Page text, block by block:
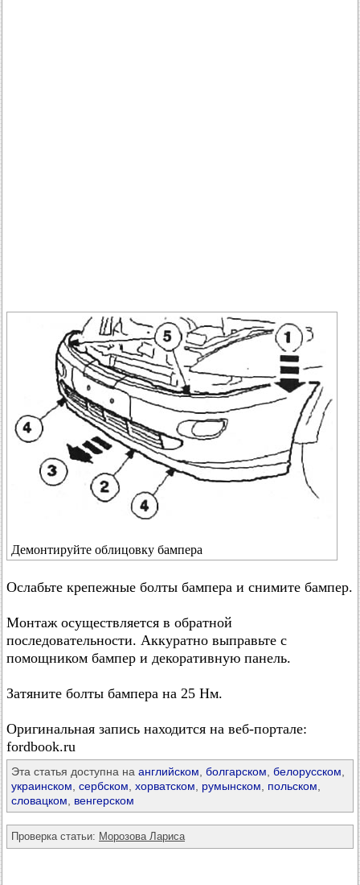
Демонтируйте облицовку бампера
Ослабьте крепежные болты бампера и снимите бампер.
Монтаж осуществляется в обратной
последовательности. Аккуратно выправьте с
помощником бампер и декоративную панель.
Затяните болты бампера на 25 Нм.
Оригинальная запись находится на веб-портале:
fordbook.ru
Эта статья доступна на английском болгарском белорусском
украинском сербском хорватском румынском польском
словацком
венгерском
Проверка статьи: Морозова Лариса